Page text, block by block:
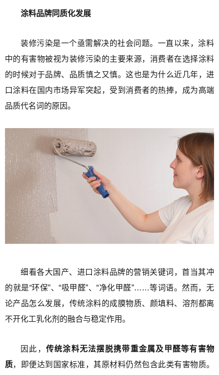
涂料品牌同质化发展
装修污染是一个亟需解决的社会问题。一直以来，涂料
中的有害物被视为装修污染的主要来源，消费者在选择涂料
的时候对于品牌、品质慎之又慎。这也是为什么近几年，进
口涂料在国内市场异军突起，受到消费者的热捧，成为高端
品质代名词的原因。
细看各大国产、进口涂料品牌的营销关键词，首当其冲
的就是“环保”、“吸甲醛”、“净化甲醛”……等词语。然而，无
论产品怎么发展，传统涂料的成膜物质、颜填料、溶剂都离
不开化工乳化剂的融合与稳定作用。
因此， 传统涂料无法摆脱携带重金属及甲醛等有害物
质，即便达到国家标准，其原材料仍然包含此类有害物质。